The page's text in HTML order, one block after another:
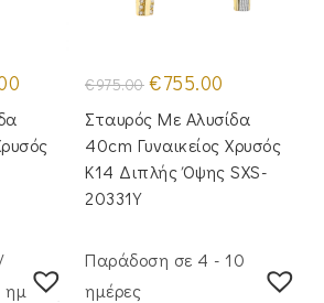
τρέχουσα
€1,400.00.
€975.00 Original
price
was:
€975.00.
€755.00
τιμή
είναι:
€755.00.
Σταυρός Με Αλυσίδα
40cm Γυναικείος Χρυσός
Κ14 Διπλής Όψης SXS-
20331Y
Παράδοση σε 4 - 10
ημέρες